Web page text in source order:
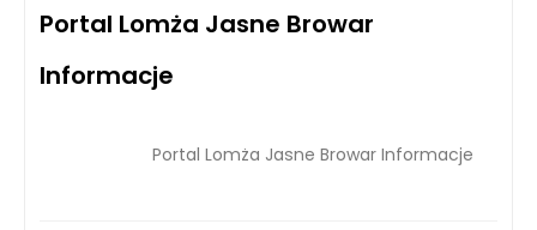
Portal Lomża Jasne Browar
Informacje
Portal Lomża Jasne Browar Informacje